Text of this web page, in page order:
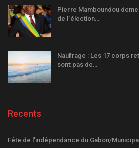
Pierre Mamboundou
de l’élection…
Naufrage : Les 17 corps
sont pas de…
Recents
Fête de l'indépendance du Gabon/